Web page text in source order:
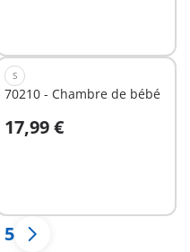
S
70210 - Chambre de bébé
17,99 €
Au panier